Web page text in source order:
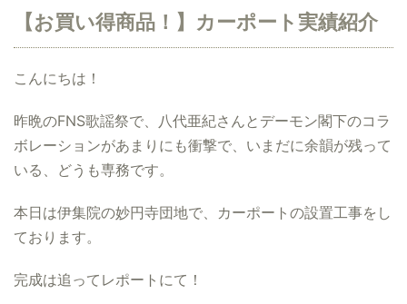
【お買い得商品！】カーポート実績紹介
こんにちは！
昨晩のFNS歌謡祭で、八代亜紀さんとデーモン閣下のコラ
ボレーションがあまりにも衝撃で、いまだに余韻が残って
いる、どうも専務です。
本日は伊集院の妙円寺団地で、カーポートの設置工事をし
ております。
完成は追ってレポートにて！